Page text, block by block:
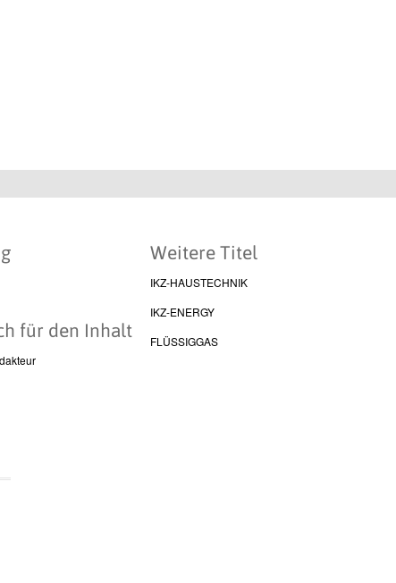
für den Inhalt
Weitere Titel
IKZ-HAUSTECHNIK
IKZ-ENERGY
FLÜSSIGGAS